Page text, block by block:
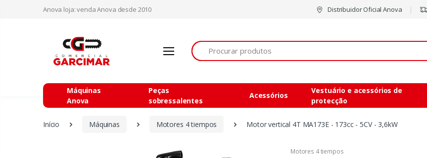
Anova loja: venda Anova desde 2010 Distribuidor Oficial Anova
Procurar
Máquinas
Anova
Peças
sobressalentes
Acessórios
Vestuário e acessórios de
protecção
Início Máquinas Motores 4 tiempos Motor vertical 4T MA173E - 173cc - 5CV - 3,6kW
Motores 4 tiempos